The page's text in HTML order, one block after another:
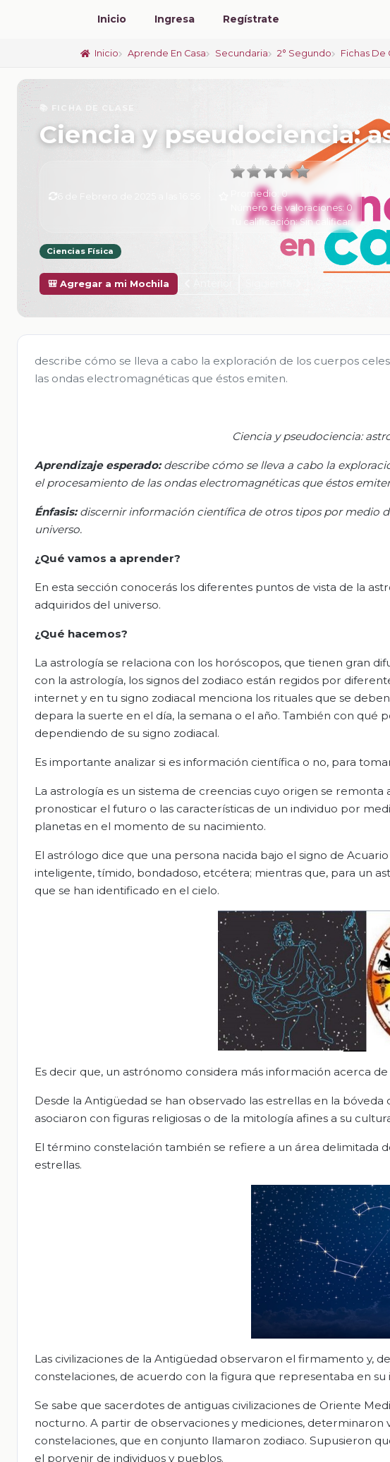
Inicio Ingresa Regístrate
Inicio Aprende En Casa Secundaria 2° Segundo Fichas De
📚 FICHA DE CLASE
Ciencia y pseudociencia:
Promedio:0
Número de valoraciones: 0
Tu calificación:Sin calificar
Ciencias Física
🎒 Agregar a mi Mochila
describe cómo se lleva a cabo la exploración de los cuerpos
las ondas electromagnéticas que éstos emiten.
Ciencia ypseudociencia:
Aprendizaje esperado:describe cómo se lleva a cabo la
el procesamiento de lasondas electromagnéticas que éstos
Énfasis:discernir información científica de otros tipos por medio
universo.
¿Qué vamos a aprender?
En esta sección conocerás los diferentes puntos de vista de la
adquiridos del universo.
¿Qué hacemos?
La astrología se relaciona con los horóscopos, que tienen gran
con la astrología, los signos del zodiaco están regidos por
internet y en tu signo zodiacal menciona los rituales que se
depara la suerte en el día, la semana o el año. También con
dependiendo de su signo zodiacal.
Es importante analizar si es información científica o no, para
La astrología es un sistema de creencias cuyo origen se
pronosticar el futuro o las características de un individuo por
planetas en el momento de su nacimiento.
El astrólogo dice que una persona nacida bajo el signo de
inteligente, tímido, bondadoso, etcétera; mientras que, para un
que se han identificado en el cielo.
Es decir que, un astrónomo considera más información acerca
Desde la Antigüedad se han observado las estrellas en la
asociaron con figuras religiosas o de la mitología afines a su
El término constelación también se refiere a un área delimitada
estrellas.
Las civilizaciones de la Antigüedad observaron el firmamento y,
constelaciones, de acuerdo con la figura que representaba en su
Se sabe que sacerdotes de antiguas civilizaciones de Oriente
nocturno. A partir de observaciones y mediciones, determinaron
constelaciones, que en conjunto llamaron zodiaco. Supusieron
el porvenir de individuos y pueblos.